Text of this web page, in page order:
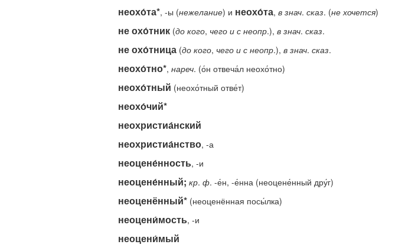
неохо́та*, -ы (нежелание) и неохо́та, в знач. сказ. (не хочется)
не охо́тник(до кого, чего и с неопр.), в знач. сказ.
не охо́тница(до кого, чего и с неопр.), в знач. сказ.
неохо́тно*, нареч. (о́н отвеча́л неохо́тно)
неохо́тный (неохо́тный отве́т)
неохо́чий*
неохристиа́нский
неохристиа́нство, -а
неоцене́нность, -и
неоцене́нный; кр. ф. -е́н, -е́нна (неоцене́нный дру́г)
неоценённый*(неоценённая посы́лка)
неоцени́мость, -и
неоцени́мый